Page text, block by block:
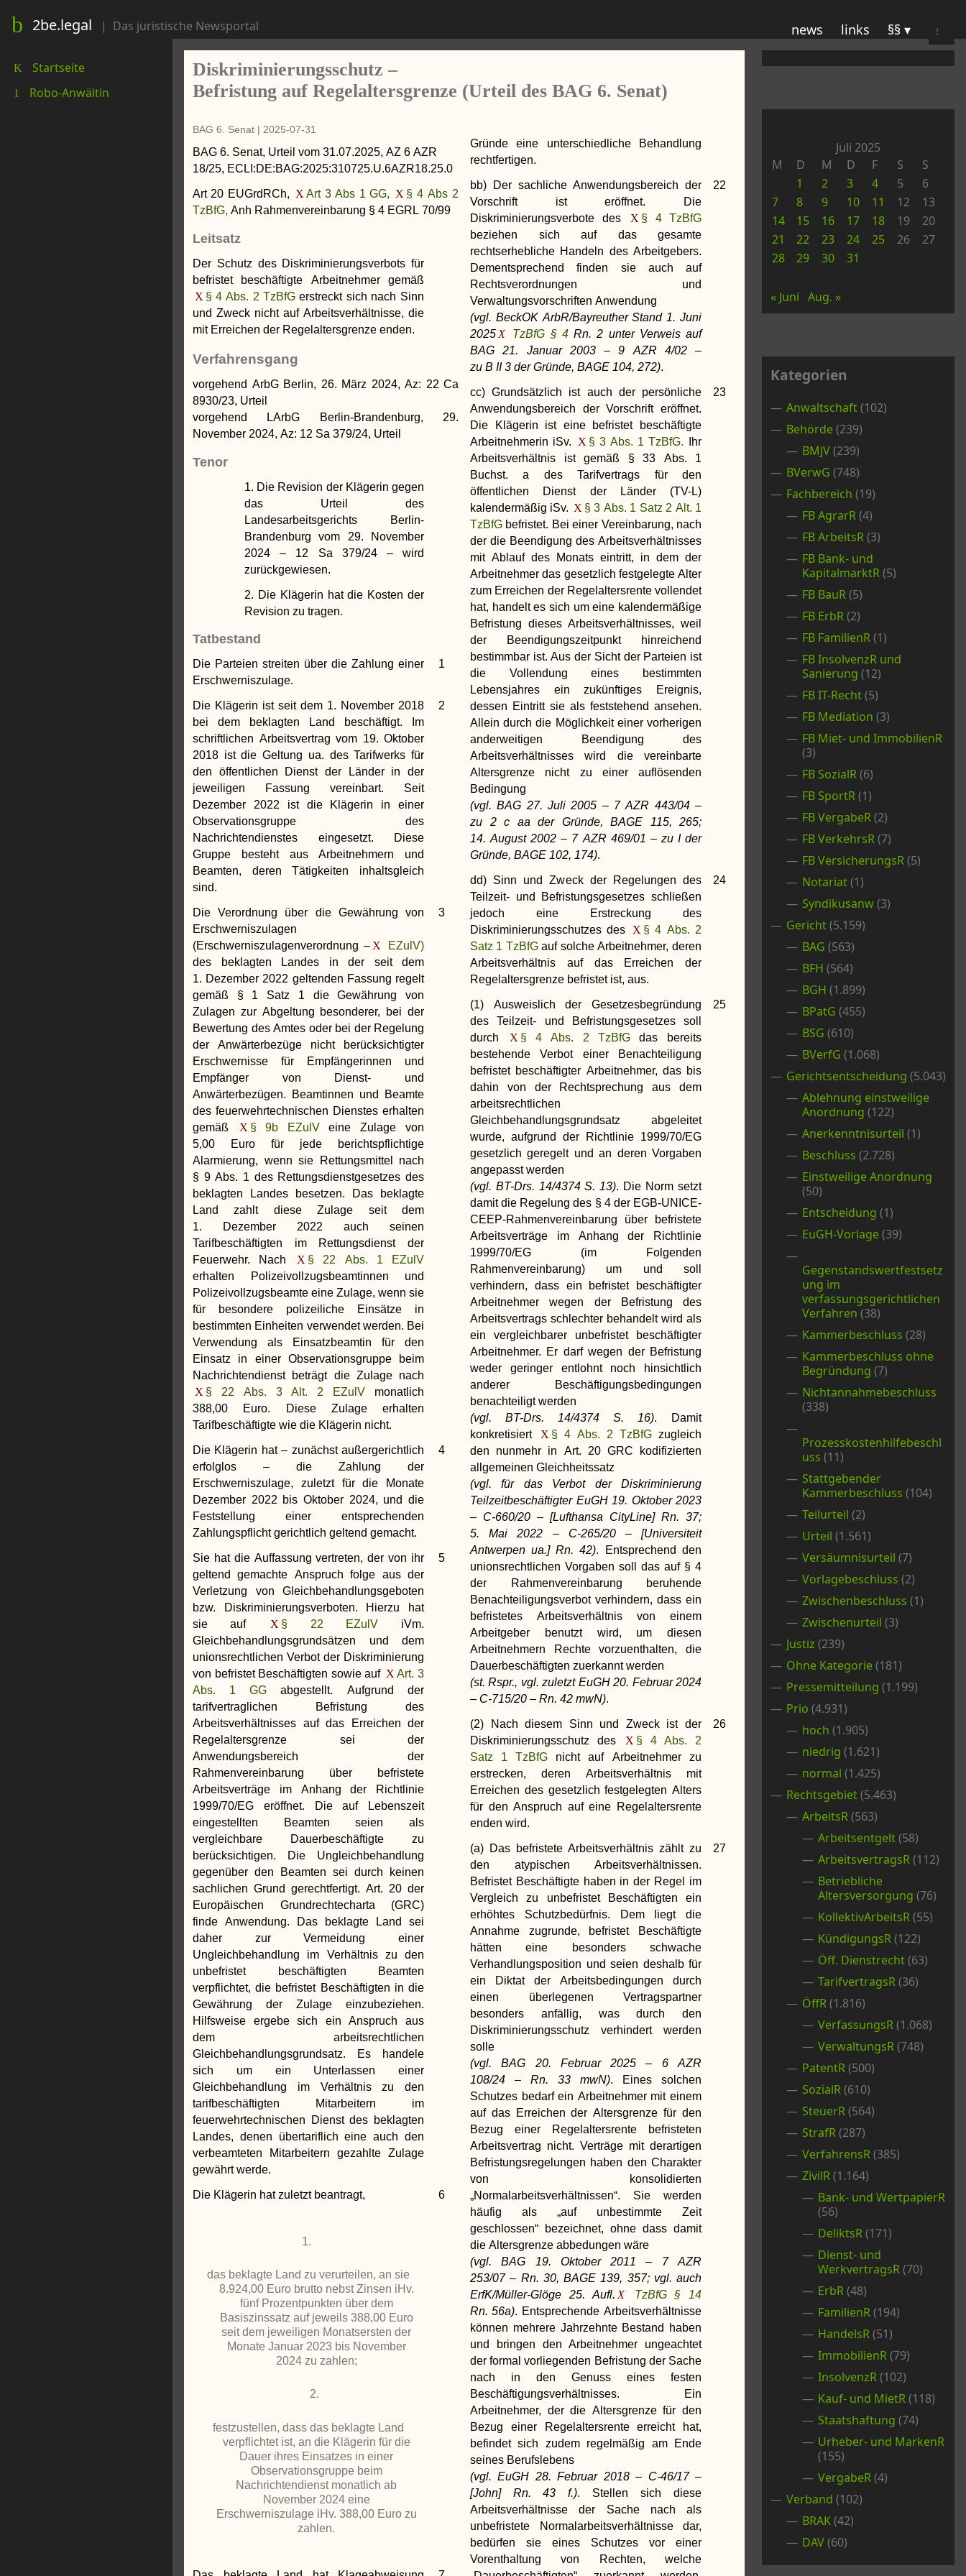
2be.legal | Das juristische Newsportal news links §§
nach:
K Startseite
1 Robo-Anwältin
Diskriminierungsschutz –
Befristung auf Regelaltersgrenze (Urteil des BAG 6. Senat)
BAG 6. Senat | 2025-07-31
BAG 6. Senat, Urteil vom 31.07.2025, AZ 6 AZR
18/25, ECLI:DE:BAG:2025:310725.U.6AZR18.25.0
Art 20 EUGrdRCh, Art 3 Abs 1 GG,
§ 4 Abs 2
TzBfG, Anh Rahmenvereinbarung § 4 EGRL 70/99
Leitsatz
Der Schutz des Diskriminierungsverbots für
befristet beschäftigte Arbeitnehmer gemäß
§ 4 Abs. 2 TzBfG erstreckt sich nach Sinn
und Zweck nicht auf Arbeitsverhältnisse, die
mit Erreichen der Regelaltersgrenze enden.
Verfahrensgang
vorgehend ArbG Berlin, 26. März 2024, Az: 22 Ca
8930/23, Urteil
vorgehend LArbG Berlin-Brandenburg, 29.
November 2024, Az: 12 Sa 379/24, Urteil
Tenor
1. Die Revision der Klägerin gegen
das Urteil des
Landesarbeitsgerichts Berlin-
Brandenburg vom 29. November
2024 – 12 Sa 379/24 – wird
zurückgewiesen.
2. Die Klägerin hat die Kosten der
Revision zu tragen.
Tatbestand
1
Die Parteien streiten über die Zahlung einer
Erschwerniszulage.
2
Die Klägerin ist seit dem 1. November 2018
bei dem beklagten Land beschäftigt. Im
schriftlichen Arbeitsvertrag vom 19. Oktober
2018 ist die Geltung ua. des Tarifwerks für
den öffentlichen Dienst der Länder in der
jeweiligen Fassung vereinbart. Seit
Dezember 2022 ist die Klägerin in einer
Observationsgruppe des
Nachrichtendienstes eingesetzt. Diese
Gruppe besteht aus Arbeitnehmern und
Beamten, deren Tätigkeiten inhaltsgleich
sind.
3
Die Verordnung über die Gewährung von
Erschwerniszulagen
(Erschwerniszulagenverordnung –
EZulV)
des beklagten Landes in der seit dem
1. Dezember 2022 geltenden Fassung regelt
gemäß § 1 Satz 1 die Gewährung von
Zulagen zur Abgeltung besonderer, bei der
Bewertung des Amtes oder bei der Regelung
der Anwärterbezüge nicht berücksichtigter
Erschwernisse für Empfängerinnen und
Empfänger von Dienst- und
Anwärterbezügen. Beamtinnen und Beamte
des feuerwehrtechnischen Dienstes erhalten
gemäß
§ 9b EZulV eine Zulage von
5,00 Euro für jede berichtspflichtige
Alarmierung, wenn sie Rettungsmittel nach
§ 9 Abs. 1 des Rettungsdienstgesetzes des
beklagten Landes besetzen. Das beklagte
Land zahlt diese Zulage seit dem
1. Dezember 2022 auch seinen
Tarifbeschäftigten im Rettungsdienst der
Feuerwehr. Nach
§ 22 Abs. 1 EZulV
erhalten Polizeivollzugsbeamtinnen und
Polizeivollzugsbeamte eine Zulage, wenn sie
für besondere polizeiliche Einsätze in
bestimmten Einheiten verwendet werden. Bei
Verwendung als Einsatzbeamtin für den
Einsatz in einer Observationsgruppe beim
Nachrichtendienst beträgt die Zulage nach
§ 22 Abs. 3 Alt. 2 EZulV monatlich
388,00 Euro. Diese Zulage erhalten
Tarifbeschäftigte wie die Klägerin nicht.
4
Die Klägerin hat – zunächst außergerichtlich
erfolglos – die Zahlung der
Erschwerniszulage, zuletzt für die Monate
Dezember 2022 bis Oktober 2024, und die
Feststellung einer entsprechenden
Zahlungspflicht gerichtlich geltend gemacht.
5
Sie hat die Auffassung vertreten, der von ihr
geltend gemachte Anspruch folge aus der
Verletzung von Gleichbehandlungsgeboten
bzw. Diskriminierungsverboten. Hierzu hat
sie auf
§ 22 EZulV iVm.
Gleichbehandlungsgrundsätzen und dem
unionsrechtlichen Verbot der Diskriminierung
von befristet Beschäftigten sowie auf
Art. 3
Abs. 1 GG abgestellt. Aufgrund der
tarifvertraglichen Befristung des
Arbeitsverhältnisses auf das Erreichen der
Regelaltersgrenze sei der
Anwendungsbereich der
Rahmenvereinbarung über befristete
Arbeitsverträge im Anhang der Richtlinie
1999/70/EG eröffnet. Die auf Lebenszeit
eingestellten Beamten seien als
vergleichbare Dauerbeschäftigte zu
berücksichtigen. Die Ungleichbehandlung
gegenüber den Beamten sei durch keinen
sachlichen Grund gerechtfertigt. Art. 20 der
Europäischen Grundrechtecharta (GRC)
finde Anwendung. Das beklagte Land sei
daher zur Vermeidung einer
Ungleichbehandlung im Verhältnis zu den
unbefristet beschäftigten Beamten
verpflichtet, die befristet Beschäftigten in die
Gewährung der Zulage einzubeziehen.
Hilfsweise ergebe sich ein Anspruch aus
dem arbeitsrechtlichen
Gleichbehandlungsgrundsatz. Es handele
sich um ein Unterlassen einer
Gleichbehandlung im Verhältnis zu den
tarifbeschäftigten Mitarbeitern im
feuerwehrtechnischen Dienst des beklagten
Landes, denen übertariflich eine auch den
verbeamteten Mitarbeitern gezahlte Zulage
gewährt werde.
6
Die Klägerin hat zuletzt beantragt,
1.
das beklagte Land zu verurteilen, an sie
8.924,00 Euro brutto nebst Zinsen iHv.
fünf Prozentpunkten über dem
Basiszinssatz auf jeweils 388,00 Euro
seit dem jeweiligen Monatsersten der
Monate Januar 2023 bis November
2024 zu zahlen;
2.
festzustellen, dass das beklagte Land
verpflichtet ist, an die Klägerin für die
Dauer ihres Einsatzes in einer
Observationsgruppe beim
Nachrichtendienst monatlich ab
November 2024 eine
Erschwerniszulage iHv. 388,00 Euro zu
zahlen.
Gründe eine unterschiedliche Behandlung
rechtfertigen.
22
bb) Der sachliche Anwendungsbereich der
Vorschrift ist eröffnet. Die
Diskriminierungsverbote des
§ 4 TzBfG
beziehen sich auf das gesamte
rechtserhebliche Handeln des Arbeitgebers.
Dementsprechend finden sie auch auf
Rechtsverordnungen und
Verwaltungsvorschriften Anwendung
(vgl. BeckOK ArbR/Bayreuther Stand 1. Juni
2025
TzBfG § 4 Rn. 2 unter Verweis auf
BAG 21. Januar 2003 – 9 AZR 4/02 –
zu B II 3 der Gründe, BAGE 104, 272).
23
cc) Grundsätzlich ist auch der persönliche
Anwendungsbereich der Vorschrift eröffnet.
Die Klägerin ist eine befristet beschäftigte
Arbeitnehmerin iSv.
§ 3 Abs. 1 TzBfG. Ihr
Arbeitsverhältnis ist gemäß § 33 Abs. 1
Buchst. a des Tarifvertrags für den
öffentlichen Dienst der Länder (TV-L)
kalendermäßig iSv.
§ 3 Abs. 1 Satz 2 Alt. 1
TzBfG befristet. Bei einer Vereinbarung, nach
der die Beendigung des Arbeitsverhältnisses
mit Ablauf des Monats eintritt, in dem der
Arbeitnehmer das gesetzlich festgelegte Alter
zum Erreichen der Regelaltersrente vollendet
hat, handelt es sich um eine kalendermäßige
Befristung dieses Arbeitsverhältnisses, weil
der Beendigungszeitpunkt hinreichend
bestimmbar ist. Aus der Sicht der Parteien ist
die Vollendung eines bestimmten
Lebensjahres ein zukünftiges Ereignis,
dessen Eintritt sie als feststehend ansehen.
Allein durch die Möglichkeit einer vorherigen
anderweitigen Beendigung des
Arbeitsverhältnisses wird die vereinbarte
Altersgrenze nicht zu einer auflösenden
Bedingung
(vgl. BAG 27. Juli 2005 – 7 AZR 443/04 –
zu 2 c aa der Gründe, BAGE 115, 265;
14. August 2002 – 7 AZR 469/01 – zu I der
Gründe, BAGE 102, 174).
24
dd) Sinn und Zweck der Regelungen des
Teilzeit- und Befristungsgesetzes schließen
jedoch eine Erstreckung des
Diskriminierungsschutzes des
§ 4 Abs. 2
Satz 1 TzBfG auf solche Arbeitnehmer, deren
Arbeitsverhältnis auf das Erreichen der
Regelaltersgrenze befristet ist, aus.
25
(1) Ausweislich der Gesetzesbegründung
des Teilzeit- und Befristungsgesetzes soll
durch
§ 4 Abs. 2 TzBfG das bereits
bestehende Verbot einer Benachteiligung
befristet beschäftigter Arbeitnehmer, das bis
dahin von der Rechtsprechung aus dem
arbeitsrechtlichen
Gleichbehandlungsgrundsatz abgeleitet
wurde, aufgrund der Richtlinie 1999/70/EG
gesetzlich geregelt und an deren Vorgaben
angepasst werden
(vgl. BT-Drs. 14/4374 S. 13). Die Norm setzt
damit die Regelung des § 4 der EGB-UNICE-
CEEP-Rahmenvereinbarung über befristete
Arbeitsverträge im Anhang der Richtlinie
1999/70/EG (im Folgenden
Rahmenvereinbarung) um und soll
verhindern, dass ein befristet beschäftigter
Arbeitnehmer wegen der Befristung des
Arbeitsvertrags schlechter behandelt wird als
ein vergleichbarer unbefristet beschäftigter
Arbeitnehmer. Er darf wegen der Befristung
weder geringer entlohnt noch hinsichtlich
anderer Beschäftigungsbedingungen
benachteiligt werden
(vgl. BT-Drs. 14/4374 S. 16). Damit
konkretisiert
§ 4 Abs. 2 TzBfG zugleich
den nunmehr in Art. 20 GRC kodifizierten
allgemeinen Gleichheitssatz
(vgl. für das Verbot der Diskriminierung
Teilzeitbeschäftigter EuGH 19. Oktober 2023
– C-660/20 – [Lufthansa CityLine] Rn. 37;
5. Mai 2022 – C-265/20 – [Universiteit
Antwerpen ua.] Rn. 42). Entsprechend den
unionsrechtlichen Vorgaben soll das auf § 4
der Rahmenvereinbarung beruhende
Benachteiligungsverbot verhindern, dass ein
befristetes Arbeitsverhältnis von einem
Arbeitgeber benutzt wird, um diesen
Arbeitnehmern Rechte vorzuenthalten, die
Dauerbeschäftigten zuerkannt werden
(st. Rspr., vgl. zuletzt EuGH 20. Februar 2024
– C-715/20 – Rn. 42 mwN).
26
(2) Nach diesem Sinn und Zweck ist der
Diskriminierungsschutz des
§ 4 Abs. 2
Satz 1 TzBfG nicht auf Arbeitnehmer zu
erstrecken, deren Arbeitsverhältnis mit
Erreichen des gesetzlich festgelegten Alters
für den Anspruch auf eine Regelaltersrente
enden wird.
27
(a) Das befristete Arbeitsverhältnis zählt zu
den atypischen Arbeitsverhältnissen.
Befristet Beschäftigte haben in der Regel im
Vergleich zu unbefristet Beschäftigten ein
erhöhtes Schutzbedürfnis. Dem liegt die
Annahme zugrunde, befristet Beschäftigte
hätten eine besonders schwache
Verhandlungsposition und seien deshalb für
ein Diktat der Arbeitsbedingungen durch
einen überlegenen Vertragspartner
besonders anfällig, was durch den
Diskriminierungsschutz verhindert werden
solle
(vgl. BAG 20. Februar 2025 – 6 AZR
108/24 – Rn. 33 mwN). Eines solchen
Schutzes bedarf ein Arbeitnehmer mit einem
auf das Erreichen der Altersgrenze für den
Bezug einer Regelaltersrente befristeten
Arbeitsvertrag nicht. Verträge mit derartigen
Befristungsregelungen haben den Charakter
von konsolidierten
„Normalarbeitsverhältnissen“. Sie werden
häufig als „auf unbestimmte Zeit
geschlossen“ bezeichnet, ohne dass damit
die Altersgrenze abbedungen wäre
(vgl. BAG 19. Oktober 2011 – 7 AZR
253/07 – Rn. 30, BAGE 139, 357; vgl. auch
ErfK/Müller-Glöge 25. Aufl.
TzBfG § 14
Rn. 56a). Entsprechende Arbeitsverhältnisse
können mehrere Jahrzehnte Bestand haben
und bringen den Arbeitnehmer ungeachtet
der formal vorliegenden Befristung der Sache
nach in den Genuss eines festen
Beschäftigungsverhältnisses. Ein
Arbeitnehmer, der die Altersgrenze für den
Bezug einer Regelaltersrente erreicht hat,
befindet sich zudem regelmäßig am Ende
seines Berufslebens
(vgl. EuGH 28. Februar 2018 – C-46/17 –
[John] Rn. 43 f.). Stellen sich diese
Arbeitsverhältnisse der Sache nach als
unbefristete Normalarbeitsverhältnisse dar,
bedürfen sie eines Schutzes vor einer
Vorenthaltung von Rechten, welche
Juli 2025
M
D M D F S
S
1
2 3 4 5
6
7
8 9 10 11 12
13
14
15 16 17 18 19
20
21
22 23 24 25 26
27
28
29 30 31
« Juni Aug. »
Kategorien
Anwaltschaft(102)
Behörde(239)
BMJV(239)
BVerwG (748)
Fachbereich (19)
FB AgrarR(4)
FB ArbeitsR(3)
FB Bank- und
KapitalmarktR(5)
FB BauR(5)
FB ErbR(2)
FB FamilienR(1)
FB InsolvenzR und
Sanierung (12)
FB IT-Recht(5)
FB Mediation (3)
FB Miet- und ImmobilienR
(3)
FB SozialR(6)
FB SportR(1)
FB VergabeR(2)
FB VerkehrsR(7)
FB VersicherungsR(5)
Notariat(1)
Syndikusanw(3)
Gericht(5.159)
BAG (563)
BFH (564)
BGH (1.899)
BPatG (455)
BSG (610)
BVerfG (1.068)
Gerichtsentscheidung (5.043)
Ablehnung einstweilige
Anordnung (122)
Anerkenntnisurteil (1)
Beschluss (2.728)
Einstweilige Anordnung
(50)
Entscheidung (1)
EuGH-Vorlage(39)
Gegenstandswertfestsetz
ung im
verfassungsgerichtlichen
Verfahren (38)
Kammerbeschluss (28)
Kammerbeschluss ohne
Begründung (7)
Nichtannahmebeschluss
(338)
Prozesskostenhilfebeschl
uss (11)
Stattgebender
Kammerbeschluss (104)
Teilurteil (2)
Urteil (1.561)
Versäumnisurteil (7)
Vorlagebeschluss (2)
Zwischenbeschluss (1)
Zwischenurteil (3)
Justiz (239)
Ohne Kategorie(181)
Pressemitteilung (1.199)
Prio (4.931)
hoch (1.905)
niedrig (1.621)
normal (1.425)
Rechtsgebiet(5.463)
ArbeitsR(563)
Arbeitsentgelt(58)
ArbeitsvertragsR(112)
Betriebliche
Altersversorgung (76)
KollektivArbeitsR(55)
KündigungsR(122)
Öff. Dienstrecht(63)
TarifvertragsR(36)
ÖffR(1.816)
VerfassungsR(1.068)
VerwaltungsR(748)
PatentR(500)
SozialR(610)
SteuerR(564)
StrafR(287)
VerfahrensR(385)
ZivilR(1.164)
Bank- und WertpapierR
(56)
DeliktsR(171)
Dienst- und
WerkvertragsR(70)
ErbR(48)
FamilienR(194)
HandelsR(51)
ImmobilienR(79)
InsolvenzR(102)
Kauf- und MietR(118)
Staatshaftung (74)
Urheber- und MarkenR
(155)
VergabeR(4)
Verband (102)
BRAK(42)
DAV(60)